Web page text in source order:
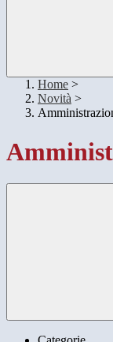
Home >
Novità >